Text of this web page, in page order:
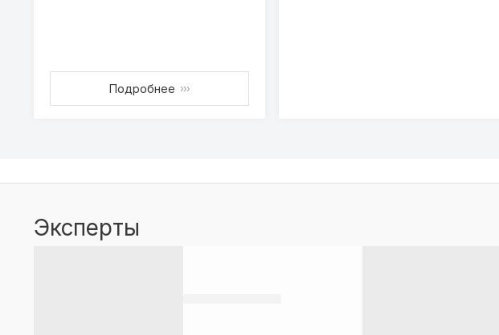
Подробнее ›››
Эксперты